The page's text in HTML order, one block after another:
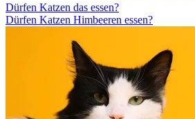
Dürfen Katzen das essen?
Dürfen Katzen Himbeeren essen?